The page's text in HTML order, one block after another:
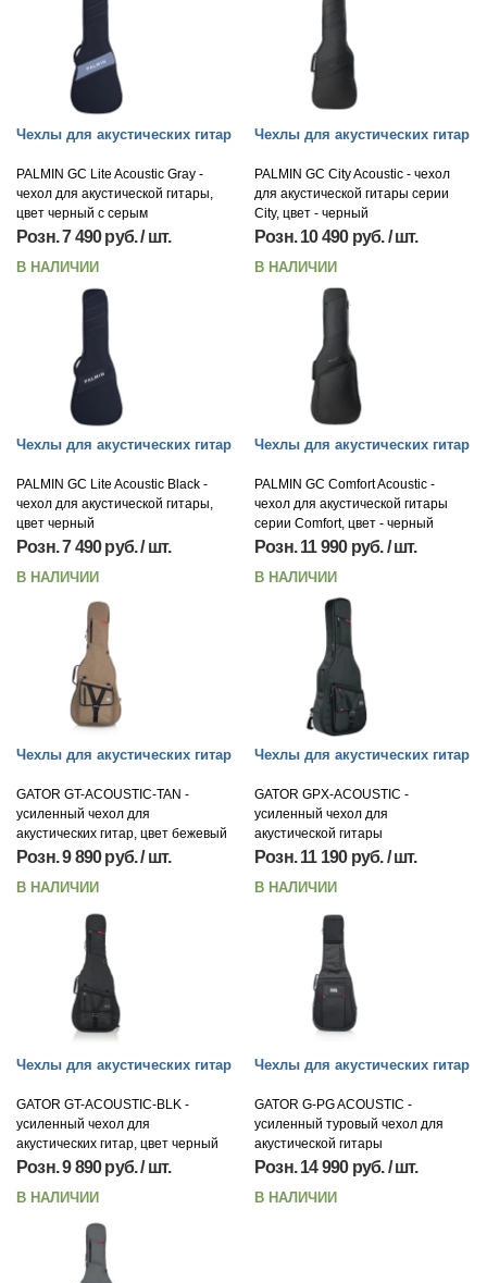
Чехлы для акустических гитар
PALMIN GC Lite Acoustic Gray -
чехол для акустической гитары,
цвет черный с серым
Розн. 7 490 руб. / шт.
В НАЛИЧИИ
Чехлы для акустических гитар
PALMIN GC City Acoustic - чехол
для акустической гитары серии
City, цвет - черный
Розн. 10 490 руб. / шт.
В НАЛИЧИИ
Чехлы для акустических гитар
PALMIN GC Lite Acoustic Black -
чехол для акустической гитары,
цвет черный
Розн. 7 490 руб. / шт.
В НАЛИЧИИ
Чехлы для акустических гитар
PALMIN GC Comfort Acoustic -
чехол для акустической гитары
серии Comfort, цвет - черный
Розн. 11 990 руб. / шт.
В НАЛИЧИИ
Чехлы для акустических гитар
GATOR GT-ACOUSTIC-TAN -
усиленный чехол для
акустических гитар, цвет бежевый
Розн. 9 890 руб. / шт.
В НАЛИЧИИ
Чехлы для акустических гитар
GATOR GPX-ACOUSTIC -
усиленный чехол для
акустической гитары
Розн. 11 190 руб. / шт.
В НАЛИЧИИ
Чехлы для акустических гитар
GATOR GT-ACOUSTIC-BLK -
усиленный чехол для
акустических гитар, цвет черный
Розн. 9 890 руб. / шт.
В НАЛИЧИИ
Чехлы для акустических гитар
GATOR G-PG ACOUSTIC -
усиленный туровый чехол для
акустической гитары
Розн. 14 990 руб. / шт.
В НАЛИЧИИ